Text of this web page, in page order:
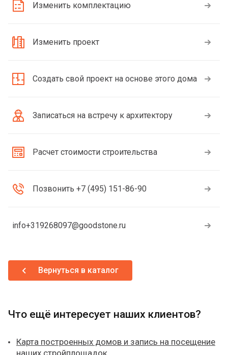
Изменить комплектацию
Изменить проект
Создать свой проект на основе этого дома
Записаться на встречу к архитектору
Расчет стоимости строительства
Позвонить +7 (495) 151-86-90
info+319268097@goodstone.ru
Вернуться в каталог
Что ещё интересует наших клиентов?
Карта построенных домов и запись на посещение